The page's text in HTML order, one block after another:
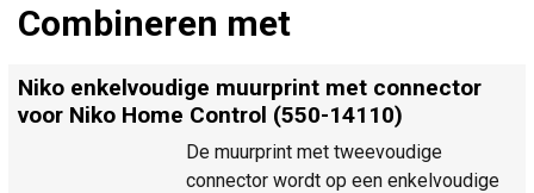
Combineren met
Niko enkelvoudige muurprint met connector
voor Niko Home Control (550-14110)
De muurprint met tweevoudige
connector wordt op een enkelvoudige